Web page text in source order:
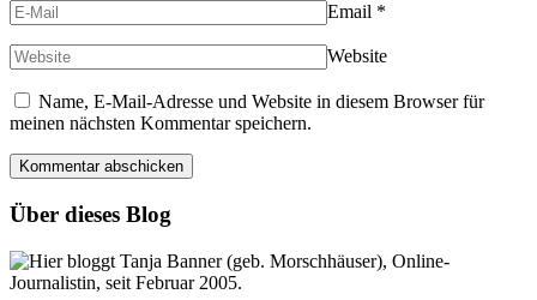
Email *
Website
Name, E-Mail-Adresse und Website in diesem Browser für
meinen nächsten Kommentar speichern.
Über dieses Blog
Hier bloggt Tanja Banner (geb. Morschhäuser), Online-
Journalistin, seit Februar 2005.